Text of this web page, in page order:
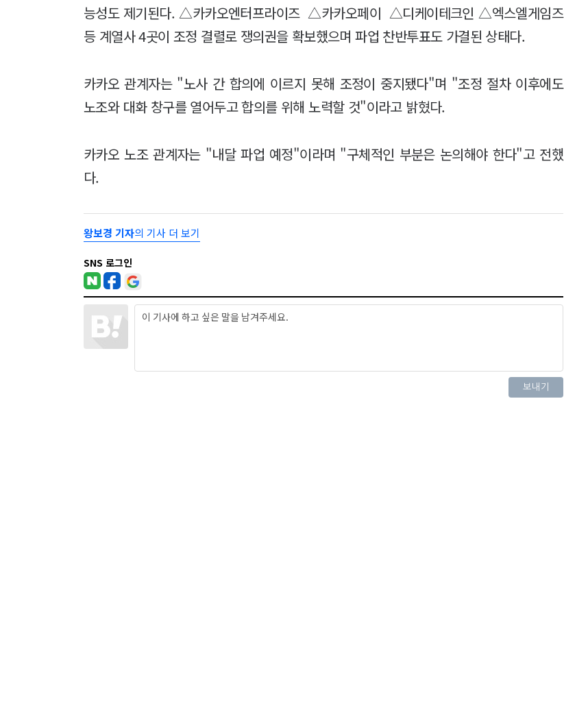
능성도 제기된다. △카카오엔터프라이즈 △카카오페이 △디케이테크인 △엑스엘게임즈
등 계열사 4곳이 조정 결렬로 쟁의권을 확보했으며 파업 찬반투표도 가결된 상태다.
카카오 관계자는 "노사 간 합의에 이르지 못해 조정이 중지됐다"며 "조정 절차 이후에도
노조와 대화 창구를 열어두고 합의를 위해 노력할 것"이라고 밝혔다.
카카오 노조 관계자는 "내달 파업 예정"이라며 "구체적인 부분은 논의해야 한다"고 전했
다.
왕보경 기자의 기사 더 보기
SNS 로그인